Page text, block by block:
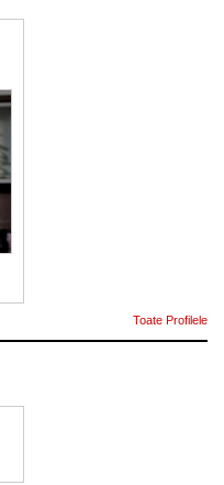
Toate Profilele